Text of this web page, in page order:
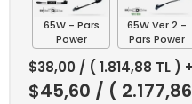
65W - Pars
Power
65W Ver.2 -
Pars Power
$38,00 / ( 1.814,88 TL )
$45,60 / (